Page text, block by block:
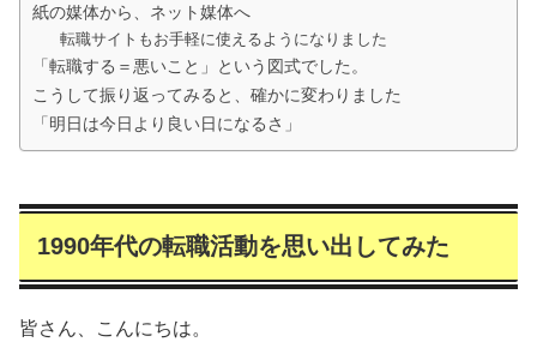
紙の媒体から、ネット媒体へ
転職サイトもお手軽に使えるようになりました
「転職する＝悪いこと」という図式でした。
こうして振り返ってみると、確かに変わりました
「明日は今日より良い日になるさ」
1990年代の転職活動を思い出してみた
皆さん、こんにちは。